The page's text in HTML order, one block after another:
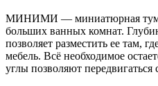
МИНИМИ — миниатюрная
больших ванных комнат.
позволяет разместить ее там,
мебель. Всё необходимое
углы позволяют передвигаться